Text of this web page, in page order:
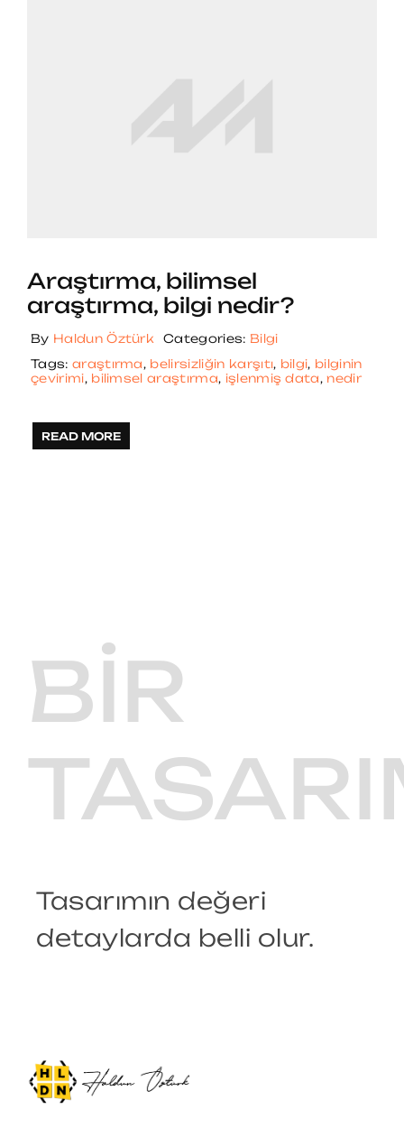
Araştırma, bilimsel
araştırma, bilgi nedir?
By Haldun Öztürk Categories: Bilgi
Tags: araştırma, belirsizliğin karşıtı, bilgi, bilginin
çevirimi, bilimsel araştırma, işlenmiş data,nedir
READ MORE
BIR
Tasarımın değeri
detaylarda belli olur.